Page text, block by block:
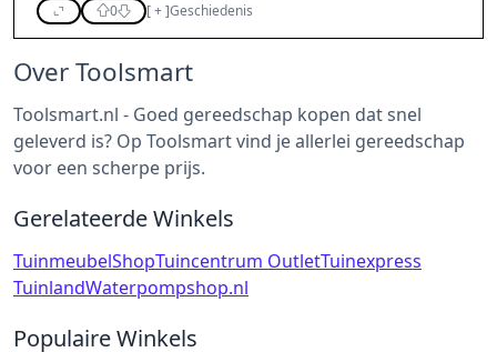
0 [+]Geschiedenis
Over Toolsmart
Toolsmart.nl - Goed gereedschap kopen dat snel
geleverd is? Op Toolsmart vind je allerlei gereedschap
voor een scherpe prijs.
Gerelateerde Winkels
TuinmeubelShopTuincentrum OutletTuinexpress
TuinlandWaterpompshop.nl
Populaire Winkels